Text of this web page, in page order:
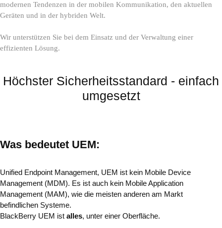
modernen Tendenzen in der mobilen Kommunikation, den aktuellen
Geräten und in der hybriden Welt.
Wir unterstützen Sie bei dem Einsatz und der Verwaltung einer
effizienten Lösung.
Höchster Sicherheitsstandard - einfach
umgesetzt
Was bedeutet UEM:
Unified Endpoint Management, UEM ist kein Mobile Device
Management (MDM). Es ist auch kein Mobile Application
Management (MAM), wie die meisten anderen am Markt
befindlichen Systeme.
BlackBerry UEM ist alles, unter einer Oberfläche.